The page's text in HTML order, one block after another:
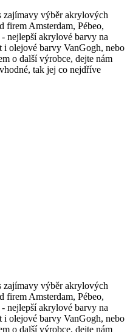
zajímavy výběr akrylových
firem Amsterdam, Pébeo,
nejlepší akrylové barvy na
i olejové barvy VanGogh, nebo
o další výrobce, dejte nám
tak jej co nejdříve
zajímavy výběr akrylových
firem Amsterdam, Pébeo,
nejlepší akrylové barvy na
i olejové barvy VanGogh, nebo
o další výrobce, dejte nám